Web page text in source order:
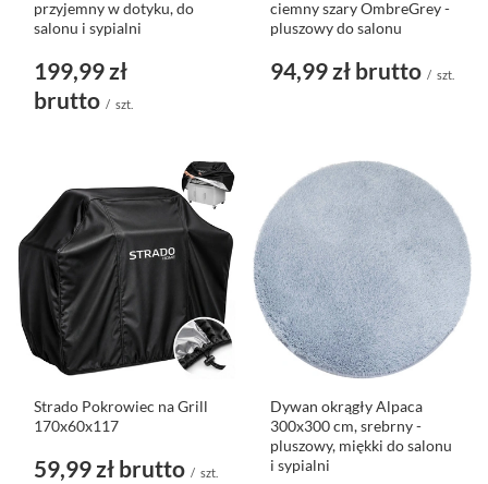
przyjemny w dotyku, do
salonu i sypialni
199,99 zł
brutto / szt.
ciemny szary OmbreGrey -
pluszowy do salonu
94,99 zł brutto / szt.
Strado Pokrowiec na Grill
170x60x117
59,99 zł brutto / szt.
Dywan okrągły Alpaca
300x300 cm, srebrny -
pluszowy, miękki do salonu
i sypialni